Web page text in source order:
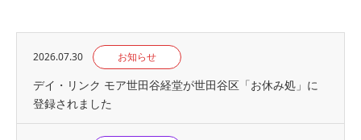
2026.07.30 お知らせ
デイ・リンク モア世田谷経堂が世田谷区「お休み処」に
登録されました